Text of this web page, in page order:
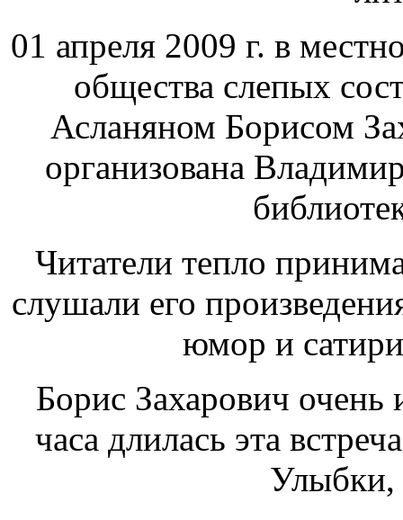
01 апреля 2009 г. в
общества слепых
Асланяном Борисом
организована
Читатели тепло
слушали его
юмор и
Борис Захарович очень
часа длилась эта
Улыбки,